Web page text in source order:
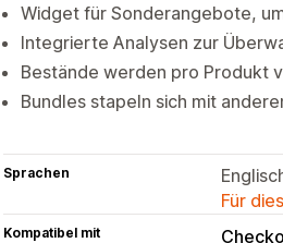
Widget für Sonderangebote,
Integrierte Analysen zur
Bestände werden pro Produkt
Bundles stapeln sich mit
Sprachen
Für
Kompatibel mit